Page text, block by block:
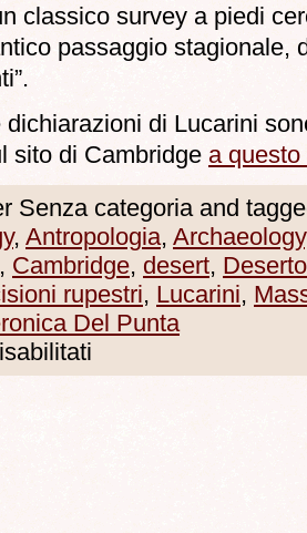
classico survey a piedi
passaggio stagionale,
dichiarazioni di Lucarini
sito di Cambridge a questo
Senza categoria and
, Antropologia, Archaeology
, Cambridge, desert, Deserto
rupestri, Lucarini,
Del Punta